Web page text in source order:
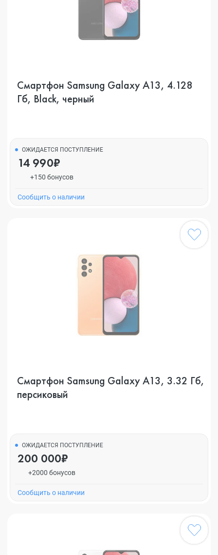
Смартфон Samsung Galaxy A13, 4.128
Гб, Black, черный
ОЖИДАЕТСЯ ПОСТУПЛЕНИЕ
14 990₽
+150 бонусов
Cообщить о наличии
Смартфон Samsung Galaxy A13, 3.32 Гб,
персиковый
ОЖИДАЕТСЯ ПОСТУПЛЕНИЕ
200 000₽
+2000 бонусов
Cообщить о наличии